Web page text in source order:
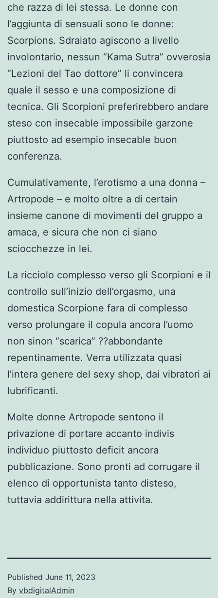
che razza di lei stessa. Le donne con
l’aggiunta di sensuali sono le donne:
Scorpions. Sdraiato agiscono a livello
involontario, nessun “Kama Sutra” ovverosia
“Lezioni del Tao dottore” li convincera
quale il sesso e una composizione di
tecnica. Gli Scorpioni preferirebbero andare
steso con insecable impossibile garzone
piuttosto ad esempio insecable buon
conferenza.
Cumulativamente, l’erotismo a una donna –
Artropode – e molto oltre a di certain
insieme canone di movimenti del gruppo a
amaca, e sicura che non ci siano
sciocchezze in lei.
La ricciolo complesso verso gli Scorpioni e il
controllo sull’inizio dell’orgasmo, una
domestica Scorpione fara di complesso
verso prolungare il copula ancora l’uomo
non sinon “scarica” ??abbondante
repentinamente. Verra utilizzata quasi
l’intera genere del sexy shop, dai vibratori ai
lubrificanti.
Molte donne Artropode sentono il
privazione di portare accanto indivis
individuo piuttosto deficit ancora
pubblicazione. Sono pronti ad corrugare il
elenco di opportunista tanto disteso,
tuttavia addirittura nella attivita.
Published June 11, 2023
By vbdigitalAdmin